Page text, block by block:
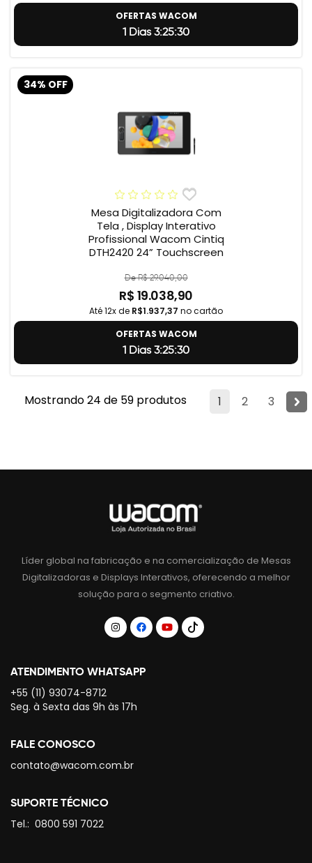
OFERTAS WACOM
1 Dias 3:25:29
34% OFF
Mesa Digitalizadora Com
Tela , Display Interativo
Profissional Wacom Cintiq
DTH2420 24” Touchscreen
De R$ 29.040,00
R$ 19.038,90
Até 12x de R$1.937,37 no cartão
OFERTAS WACOM
1 Dias 3:25:29
1 2 3
Mostrando 24 de 59 produtos
Líder global na fabricação e na comercialização de Mesas
Digitalizadoras e Displays Interativos, oferecendo a melhor
solução para o segmento criativo.
ATENDIMENTO WHATSAPP
+55 (11) 93074-8712
Seg. à Sexta das 9h às 17h
FALE CONOSCO
contato@wacom.com.br
SUPORTE TÉCNICO
Tel.: 0800 591 7022